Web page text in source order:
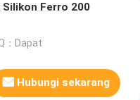
Ferro 200
：Dapat
Hubungi sekarang